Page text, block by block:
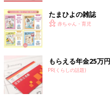
たまひよの雑誌
赤ちゃん・育児
もらえる年金25万
PR(くらしの話題)